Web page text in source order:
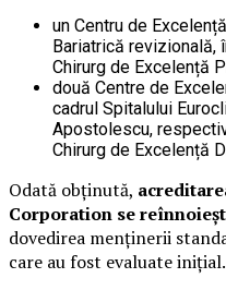
un Centru de
Bariatrică revizională,
Chirurg de Excelență
două Centre de
cadrul Spitalului
Apostolescu,
Chirurg de Excelență
Odată obținută,
Corporation se
dovedirea menținerii
care au fost evaluate inițial.